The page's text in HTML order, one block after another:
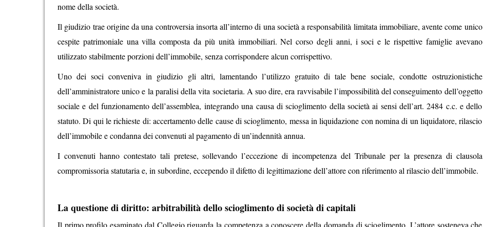
nome della società.
Il giudizio trae origine da una controversia insorta all’interno di una società a responsabilità limitata immobiliare, avente come unico
cespite patrimoniale una villa composta da più unità immobiliari. Nel corso degli anni, i soci e le rispettive famiglie avevano
utilizzato stabilmente porzioni dell’immobile, senza corrispondere alcun corrispettivo.
Uno dei soci conveniva in giudizio gli altri, lamentando l’utilizzo gratuito di tale bene sociale, condotte ostruzionistiche
dell’amministratore unico e la paralisi della vita societaria. A suo dire, era ravvisabile l’impossibilità del conseguimento dell’oggetto
sociale e del funzionamento dell’assemblea, integrando una causa di scioglimento della società ai sensi dell’art. 2484 c.c. e dello
statuto. Di qui le richieste di: accertamento delle cause di scioglimento, messa in liquidazione con nomina di un liquidatore, rilascio
dell’immobile e condanna dei convenuti al pagamento di un’indennità annua.
I convenuti hanno contestato tali pretese, sollevando l’eccezione di incompetenza del Tribunale per la presenza di clausola
compromissoria statutaria e, in subordine, eccependo il difetto di legittimazione dell’attore con riferimento al rilascio dell’immobile.
La questione di diritto: arbitrabilità dello scioglimento di società di capitali
Il primo profilo esaminato dal Collegio riguarda la competenza a conoscere della domanda di scioglimento. L’attore sosteneva che